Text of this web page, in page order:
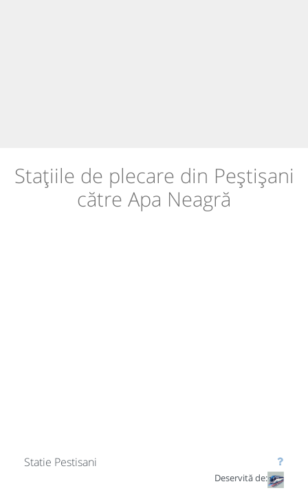
Stațiile de plecare din Peștișani
către Apa Neagră
Statie Pestisani
Deservită de: